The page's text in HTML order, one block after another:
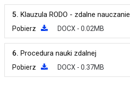
5. Klauzula RODO - zdalne nauczanie
Pobierz DOCX - 0.02MB
6. Procedura nauki zdalnej
Pobierz DOCX - 0.37MB